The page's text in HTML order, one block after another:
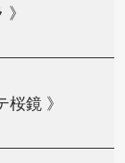
鏡 》